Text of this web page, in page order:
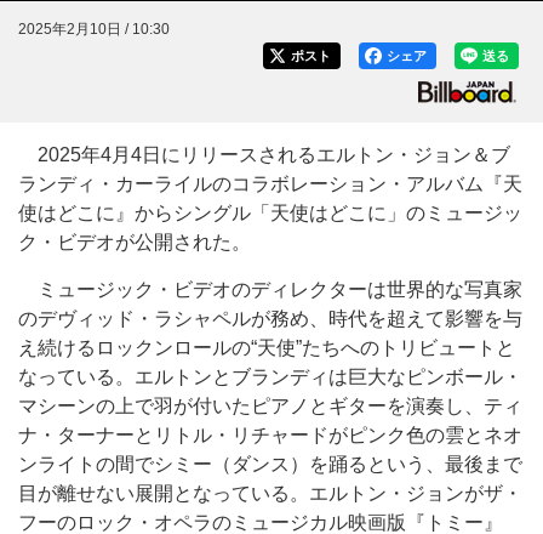
2025年2月10日 / 10:30
送る
シェア
ポスト
2025年4月4日にリリースされるエルトン・ジョン＆ブ
ランディ・カーライルのコラボレーション・アルバム『天
使はどこに』からシングル「天使はどこに」のミュージッ
ク・ビデオが公開された。
ミュージック・ビデオのディレクターは世界的な写真家
のデヴィッド・ラシャペルが務め、時代を超えて影響を与
え続けるロックンロールの“天使”たちへのトリビュートと
なっている。エルトンとブランディは巨大なピンボール・
マシーンの上で羽が付いたピアノとギターを演奏し、ティ
ナ・ターナーとリトル・リチャードがピンク色の雲とネオ
ンライトの間でシミー（ダンス）を踊るという、最後まで
目が離せない展開となっている。エルトン・ジョンがザ・
フーのロック・オペラのミュージカル映画版『トミー』